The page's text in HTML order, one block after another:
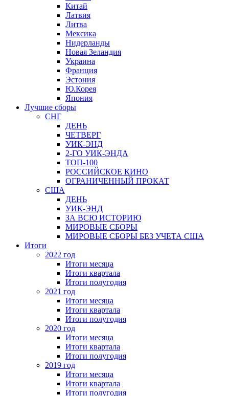
Китай
Латвия
Литва
Мексика
Нидерланды
Новая Зеландия
Украина
Франция
Эстония
Ю.Корея
Япония
Лучшие сборы
СНГ
ДЕНЬ
ЧЕТВЕРГ
УИК-ЭНД
2-ГО УИК-ЭНДА
ТОП-100
РОССИЙСКОЕ КИНО
ОГРАНИЧЕННЫЙ ПРОКАТ
США
ДЕНЬ
УИК-ЭНД
ЗА ВСЮ ИСТОРИЮ
МИРОВЫЕ СБОРЫ
МИРОВЫЕ СБОРЫ БЕЗ УЧЕТА США
Итоги
2022 год
Итоги месяца
Итоги квартала
Итоги полугодия
2021 год
Итоги месяца
Итоги квартала
Итоги полугодия
2020 год
Итоги месяца
Итоги квартала
Итоги полугодия
2019 год
Итоги месяца
Итоги квартала
Итоги полугодия